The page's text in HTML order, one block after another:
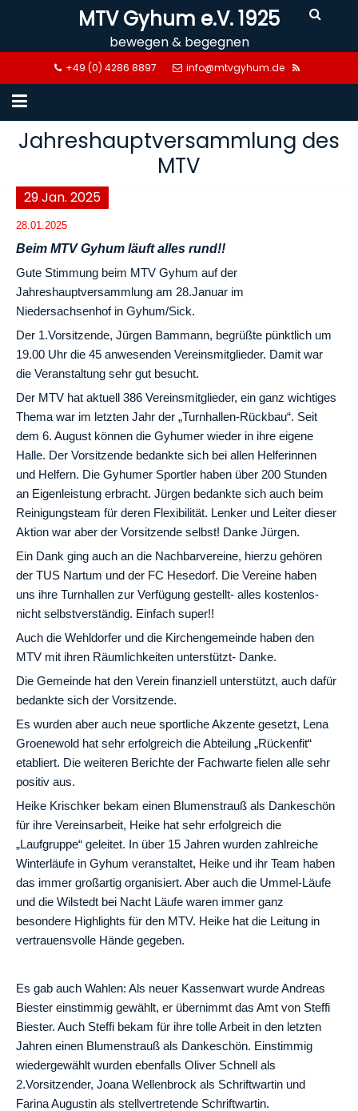
MTV Gyhum e.V. 1925
bewegen & begegnen
+49 (0) 4286 8897 info@mtvgyhum.de
Jahreshauptversammlung des
MTV
29Jan.2025
28.01.2025
Beim MTV Gyhum läuft alles rund!!
Gute Stimmung beim MTV Gyhum auf der
Jahreshauptversammlung am 28.Januar im
Niedersachsenhof in Gyhum/Sick.
Der 1.Vorsitzende, Jürgen Bammann, begrüßte pünktlich um
19.00 Uhr die 45 anwesenden Vereinsmitglieder. Damit war
die Veranstaltung sehr gut besucht.
Der MTV hat aktuell 386 Vereinsmitglieder, ein ganz wichtiges
Thema war im letzten Jahr der „Turnhallen-Rückbau“. Seit
dem 6. August können die Gyhumer wieder in ihre eigene
Halle. Der Vorsitzende bedankte sich bei allen Helferinnen
und Helfern. Die Gyhumer Sportler haben über 200 Stunden
an Eigenleistung erbracht. Jürgen bedankte sich auch beim
Reinigungsteam für deren Flexibilität. Lenker und Leiter dieser
Aktion war aber der Vorsitzende selbst! Danke Jürgen.
Ein Dank ging auch an die Nachbarvereine, hierzu gehören
der TUS Nartum und der FC Hesedorf. Die Vereine haben
uns ihre Turnhallen zur Verfügung gestellt- alles kostenlos-
nicht selbstverständig. Einfach super!!
Auch die Wehldorfer und die Kirchengemeinde haben den
MTV mit ihren Räumlichkeiten unterstützt- Danke.
Die Gemeinde hat den Verein finanziell unterstützt, auch dafür
bedankte sich der Vorsitzende.
Es wurden aber auch neue sportliche Akzente gesetzt, Lena
Groenewold hat sehr erfolgreich die Abteilung „Rückenfit“
etabliert. Die weiteren Berichte der Fachwarte fielen alle sehr
positiv aus.
Heike Krischker bekam einen Blumenstrauß als Dankeschön
für ihre Vereinsarbeit, Heike hat sehr erfolgreich die
„Laufgruppe“ geleitet. In über 15 Jahren wurden zahlreiche
Winterläufe in Gyhum veranstaltet, Heike und ihr Team haben
das immer großartig organisiert. Aber auch die Ummel-Läufe
und die Wilstedt bei Nacht Läufe waren immer ganz
besondere Highlights für den MTV. Heike hat die Leitung in
vertrauensvolle Hände gegeben.
Es gab auch Wahlen: Als neuer Kassenwart wurde Andreas
Biester einstimmig gewählt, er übernimmt das Amt von Steffi
Biester. Auch Steffi bekam für ihre tolle Arbeit in den letzten
Jahren einen Blumenstrauß als Dankeschön. Einstimmig
wiedergewählt wurden ebenfalls Oliver Schnell als
2.Vorsitzender, Joana Wellenbrock als Schriftwartin und
Farina Augustin als stellvertretende Schriftwartin.